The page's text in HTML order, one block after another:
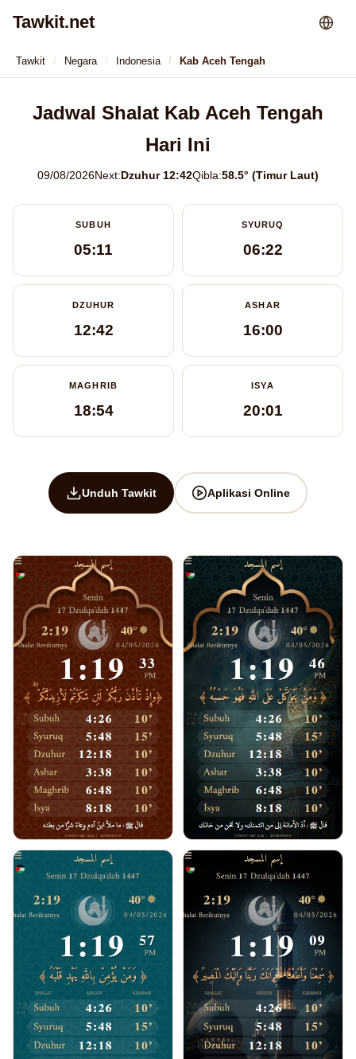
Tawkit.net
Tawkit Negara Indonesia Kab Aceh Tengah
Jadwal Shalat Kab Aceh Tengah
Hari Ini
09/08/2026Next:Dzuhur 12:42Qibla:58.5° (Timur Laut)
SUBUH
05:11
SYURUQ
06:22
DZUHUR
12:42
ASHAR
16:00
MAGHRIB
18:54
ISYA
20:01
Unduh Tawkit Aplikasi Online